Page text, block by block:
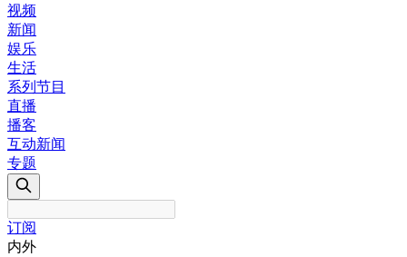
视频
新闻
娱乐
生活
系列节目
直播
播客
互动新闻
专题
订阅
内外